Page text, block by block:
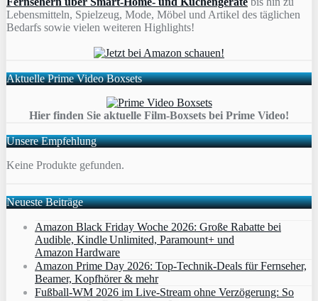
Lebensmitteln, Spielzeug, Mode, Möbel und Artikel des täglichen
Bedarfs sowie vielen weiteren Highlights!
Aktuelle Prime Video Boxsets
Hier finden Sie aktuelle Film-Boxsets bei Prime Video!
Unsere Empfehlung
Keine Produkte gefunden.
Neueste Beiträge
Amazon Black Friday Woche 2026: Große Rabatte bei
Audible, Kindle Unlimited, Paramount+ und
Amazon Hardware
Amazon Prime Day 2026: Top-Technik-Deals für Fernseher,
Beamer, Kopfhörer & mehr
Fußball-WM 2026 im Live-Stream ohne Verzögerung: So